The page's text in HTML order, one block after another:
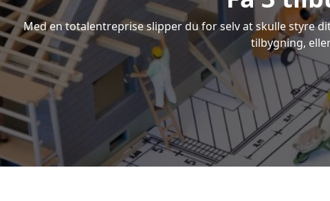
Med en totalentreprise slipper du for selv at skulle styre
tilbygning,